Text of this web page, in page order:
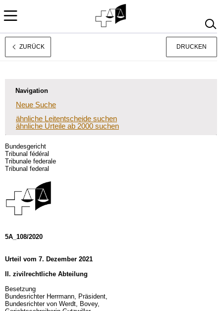
Français
ZURÜCK DRUCKEN
Navigation
Neue Suche
ähnliche Leitentscheide suchen
ähnliche Urteile ab 2000 suchen
Bundesgericht
Tribunal fédéral
Tribunale federale
Tribunal federal
5A_108/2020
Urteil vom 7. Dezember 2021
II. zivilrechtliche Abteilung
Besetzung
Bundesrichter Herrmann, Präsident,
Bundesrichter von Werdt, Bovey,